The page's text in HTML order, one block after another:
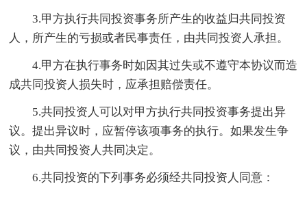
3.甲方执行共同投资事务所产生的收益归共同投资
人，所产生的亏损或者民事责任，由共同投资人承担。
4.甲方在执行事务时如因其过失或不遵守本协议而造
成共同投资人损失时，应承担赔偿责任。
5.共同投资人可以对甲方执行共同投资事务提出异
议。提出异议时，应暂停该项事务的执行。如果发生争
议，由共同投资人共同决定。
6.共同投资的下列事务必须经共同投资人同意：